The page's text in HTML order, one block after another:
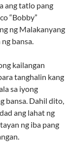
ang tatlo pang
“Bobby”
ng Malakanyang
bansa.
kailangan
tanghalin kang
sa iyong
bansa. Dahil dito,
ang lahat ng
ng iba pang